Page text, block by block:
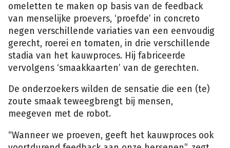
omeletten te maken op basis van de feedback
van menselijke proevers, ‘proefde’ in concreto
negen verschillende variaties van een eenvoudig
gerecht, roerei en tomaten, in drie verschillende
stadia van het kauwproces. Hij fabriceerde
vervolgens ‘smaakkaarten’ van de gerechten.
De onderzoekers wilden de sensatie die een (te)
zoute smaak teweegbrengt bij mensen,
meegeven met de robot.
“Wanneer we proeven, geeft het kauwproces ook